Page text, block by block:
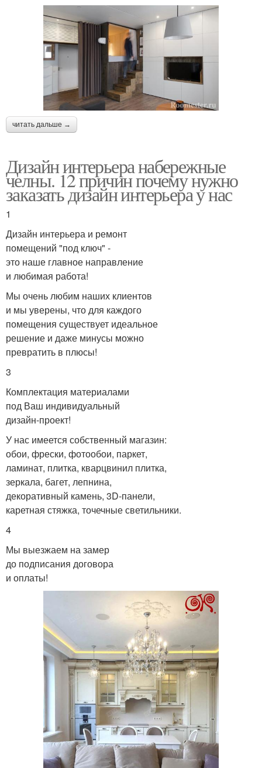
читать дальше →
Дизайн интерьера набережные
челны. 12 причин почему нужно
заказать дизайн интерьера у нас
1
Дизайн интерьера и ремонт
помещений "под ключ" -
это наше главное направление
и любимая работа!
Мы очень любим наших клиентов
и мы уверены, что для каждого
помещения существует идеальное
решение и даже минусы можно
превратить в плюсы!
3
Комплектация материалами
под Ваш индивидуальный
дизайн-проект!
У нас имеется собственный магазин:
обои, фрески, фотообои, паркет,
ламинат, плитка, кварцвинил плитка,
зеркала, багет, лепнина,
декоративный камень, 3D-панели,
каретная стяжка, точечные светильники.
4
Мы выезжаем на замер
до подписания договора
и оплаты!